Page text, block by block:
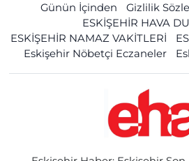
Günün İçinden
Gizlilik
ESKİŞEHİR HAVA
ESKİŞEHİR NAMAZ VAKİTLERİ
Eskişehir Nöbetçi Eczaneler